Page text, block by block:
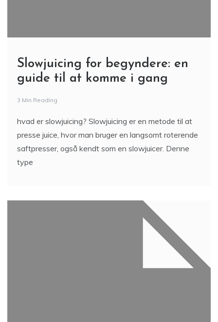
Slowjuicing for begyndere: en
guide til at komme i gang
3 Min Reading
hvad er slowjuicing? Slowjuicing er en metode til at
presse juice, hvor man bruger en langsomt roterende
saftpresser, også kendt som en slowjuicer. Denne
type